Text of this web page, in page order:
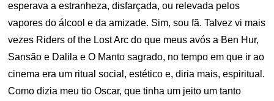
esperava a estranheza, disfarçada, ou relevada pelos
vapores do álcool e da amizade. Sim, sou fã. Talvez vi mais
vezes Riders of the Lost Arc do que meus avós a Ben Hur,
Sansão e Dalila e O Manto sagrado, no tempo em que ir ao
cinema era um ritual social, estético e, diria mais, espiritual.
Como dizia meu tio Oscar, que tinha um jeito um tanto